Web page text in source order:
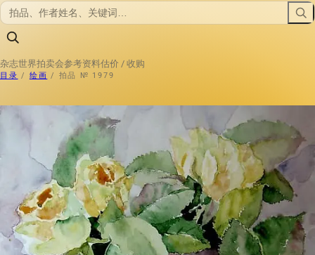
杂志世界拍卖会参考资料估价 / 收购
目录 / 绘画 / 拍品 № 1979